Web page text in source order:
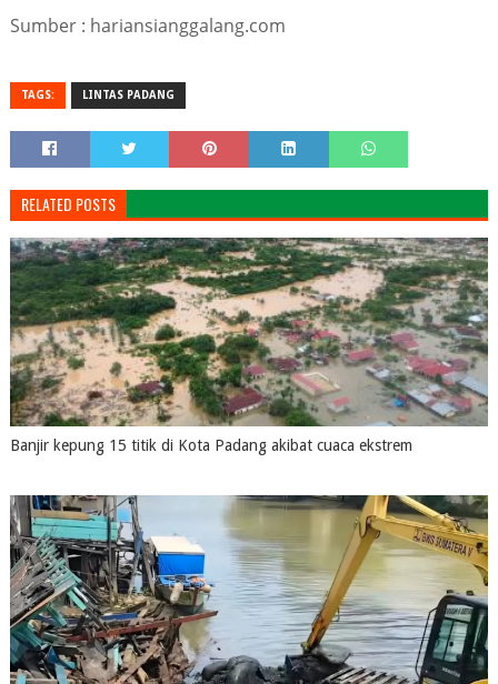
Sumber : hariansianggalang.com
TAGS: LINTAS PADANG
RELATED POSTS
Banjir kepung 15 titik di Kota Padang akibat cuaca ekstrem